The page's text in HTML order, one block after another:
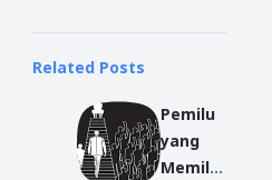
Related Posts
Pemilu
yang
Memilu